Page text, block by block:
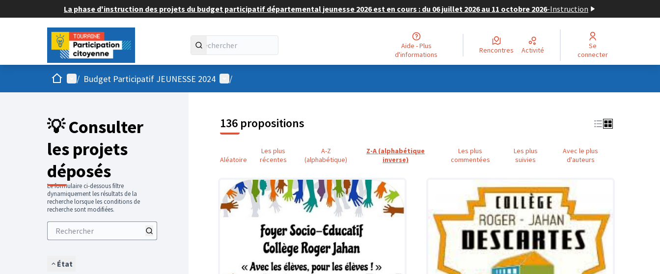
La phase d'instruction des projets du budget participatif départemental jeunesse 2026 est en cours : du 06 juillet 2026 au 11 octobre 2026-Instruction
Aide - Plus
d'informations
Rencontres Activité
Se
connecter
AccueilMenu principal
/ Budget Participatif JEUNESSE 2024 Menu utilisateur
/
💡 Consulter
les projets
déposés
Le formulaire ci-dessous filtre
dynamiquement les résultats de la
recherche lorsque les conditions de
recherche sont modifiées.
État
136 propositions
Aléatoire
Les plus
récentes
A-Z
(alphabétique)
Z-A (alphabétique
inverse)
Les plus
commentées
Les plus
suivies
Avec le plus
d'auteurs